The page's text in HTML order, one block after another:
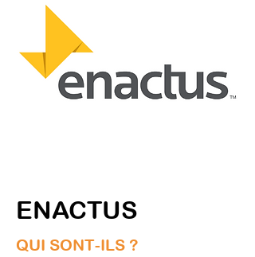
ENACTUS
QUI SONT-ILS ?